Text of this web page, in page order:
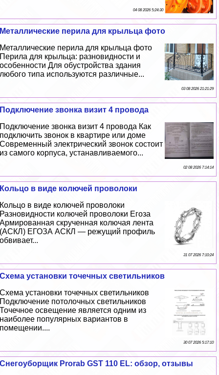
04 08 2026 5:24:30
Металлические перила для крыльца фото
Металлические перила для крыльца фото
Перила для крыльца: разновидности и
особенности Для обустройства здания
любого типа используются различные...
03 08 2026 21:21:29
Подключение звонка визит 4 провода
Подключение звонка визит 4 провода Как
подключить звонок в квартире или доме
Современный электрический звонок состоит
из самого корпуса, устанавливаемого...
02 08 2026 7:14:14
Кольцо в виде колючей проволоки
Кольцо в виде колючей проволоки
Разновидности колючей проволоки Егоза
Армированная скрученная колючая лента
(АСКЛ) ЕГОЗА АСКЛ — режущий профиль
обвивает...
31 07 2026 7:10:24
Схема установки точечных светильников
Схема установки точечных светильников
Подключение потолочных светильников
Точечное освещение является одним из
наиболее популярных вариантов в
помещении....
30 07 2026 5:17:10
Снегоуборщик Prorab GST 110 EL: обзор, отзывы